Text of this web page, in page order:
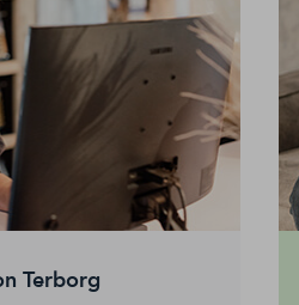
Terborg